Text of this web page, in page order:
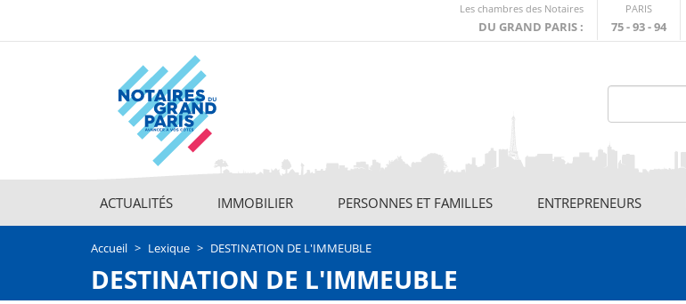
contenu
Les chambres des Notaires
DU GRAND PARIS :
externe
PARIS
75 - 93 - 94
navigation
ACTUALITÉS IMMOBILIER PERSONNES ET FAMILLES ENTREPRENEURS
Accueil Lexique DESTINATION DE L'IMMEUBLE
DESTINATION DE L'IMMEUBLE